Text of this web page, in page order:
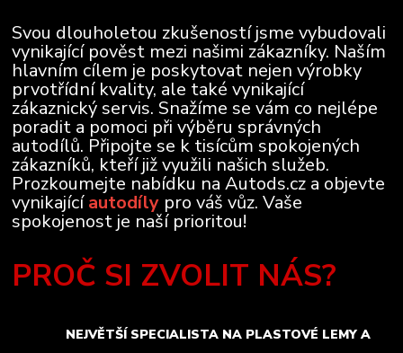
Svou dlouholetou zkušeností jsme vybudovali
vynikající pověst mezi našimi zákazníky. Naším
hlavním cílem je poskytovat nejen výrobky
prvotřídní kvality, ale také vynikající
zákaznický servis. Snažíme se vám co nejlépe
poradit a pomoci při výběru správných
autodílů. Připojte se k tisícům spokojených
zákazníků, kteří již využili našich služeb.
Prozkoumejte nabídku na Autods.cz a objevte
vynikajícíautodíly pro váš vůz. Vaše
spokojenost je naší prioritou!
PROČ SI ZVOLIT NÁS?
NEJVĚTŠÍ SPECIALISTA NA PLASTOVÉ LEMY A